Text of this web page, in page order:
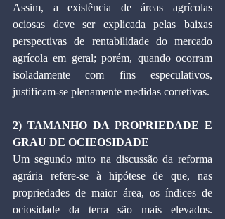
Assim, a existência de áreas agrícolas
ociosas deve ser explicada pelas baixas
perspectivas de rentabilidade do mercado
agrícola em geral; porém, quando ocorram
isoladamente com fins especulativos,
justificam-se plenamente medidas corretivas.
2) TAMANHO DA PROPRIEDADE E
GRAU DE OCIEOSIDADE
Um segundo mito na discussão da reforma
agrária refere-se à hipótese de que, nas
propriedades de maior área, os índices de
ociosidade da terra são mais elevados.